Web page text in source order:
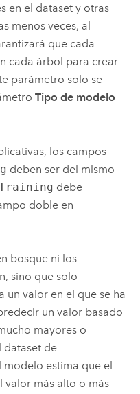
en el dataset y otras
menos veces, al
que cada
cada árbol para crear
parámetro solo se
Tipo de modelo
los campos
deben ser del mismo
debe
doble en
bosque ni los
sino que solo
un valor en el que se ha
un valor basado
mayores o
dataset de
estima que el
más alto o más